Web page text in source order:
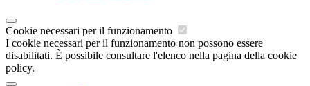
Cookie necessari per il funzionamento
I cookie necessari per il funzionamento non possono essere
disabilitati. È possibile consultare l'elenco nella pagina della cookie
policy.